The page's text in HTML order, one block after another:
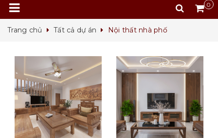
0
Trang chủ Tất cả dự án Nội thất nhà phố